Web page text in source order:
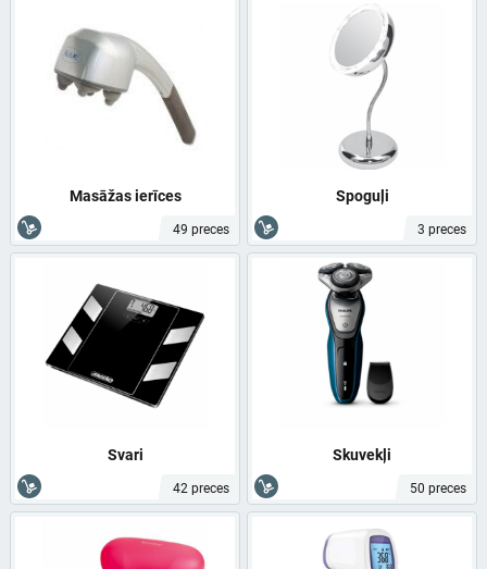
Masāžas ierīces
49 preces
Spoguļi
3 preces
Svari
42 preces
Skuvekļi
50 preces